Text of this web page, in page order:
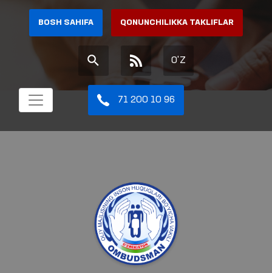
BOSH SAHIFA QONUNCHILIKKA TAKLIFLAR
O'Z
71 200 10 96